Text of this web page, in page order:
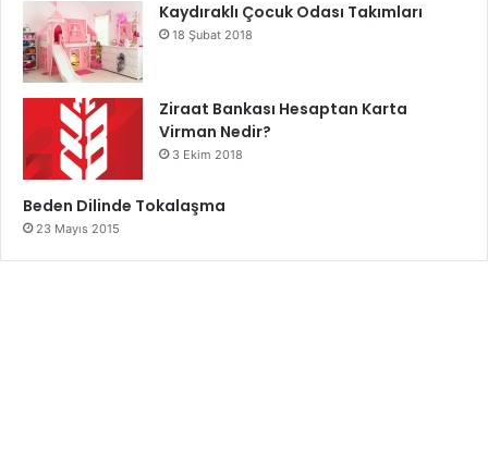
Kaydıraklı Çocuk Odası Takımları
18 Şubat 2018
Ziraat Bankası Hesaptan Karta
Virman Nedir?
3 Ekim 2018
Beden Dilinde Tokalaşma
23 Mayıs 2015